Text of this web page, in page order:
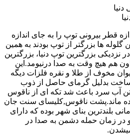
قطر بیرونی توپ را به جای اندازه
گلوله ها بزرگتر از توپ بودند به همین
نزدیکی بزرگترین توپ دنیا، بزرگترین
هم هیچ وقت به صدا درنیومد.این
مخوف از طلا و نقره فلزات دیگه
بدلیل گرمای حاصل از ذوب
آب سرد باعث شد تکه ای از ناقوس
ماند.پشت ناقوس,کلیسای سنت جان
بلندترین بنای شهر بوده که دارای
در زمان حمله دشمن به صدا در